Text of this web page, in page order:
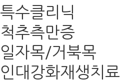
특수클리닉
척추측만증
일자목/거북목
인대강화재생치료